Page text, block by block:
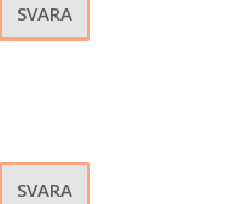
SVARA
SVARA